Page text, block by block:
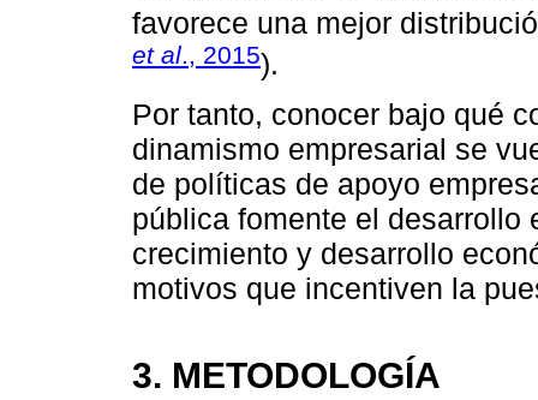
favorece una mejor
et al., 2015).
Por tanto, conocer bajo qué
dinamismo empresarial se
de políticas de apoyo
pública fomente el desarrollo
crecimiento y desarrollo
motivos que incentiven la
3. METODOLOGÍA